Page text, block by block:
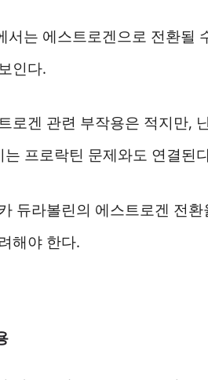
서는 에스트로겐으로 전환될
인다.
로겐 관련 부작용은 적지만,
는 프로락틴 문제와도 연결된
듀라볼린의 에스트로겐 전
해야 한다.